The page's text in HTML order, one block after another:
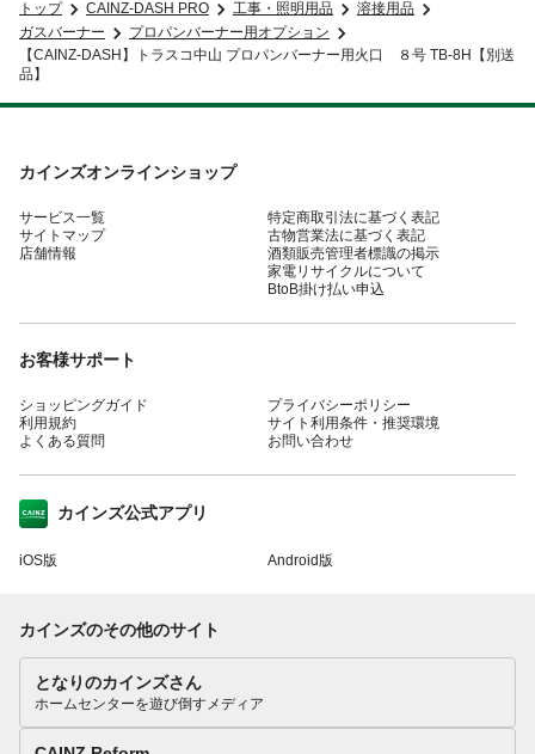
トップ CAINZ-DASH PRO 工事・照明用品
溶接用品
ガスバーナー
プロパンバーナー用オプション
【CAINZ-DASH】トラスコ中山 プロパンバーナー用火口 ８号 TB-8H【別送
品】
カインズオンラインショップ
サービス一覧
サイトマップ
店舗情報
特定商取引法に基づく表記
古物営業法に基づく表記
酒類販売管理者標識の掲示
家電リサイクルについて
BtoB掛け払い申込
お客様サポート
ショッピングガイド
利用規約
よくある質問
プライバシーポリシー
サイト利用条件・推奨環境
お問い合わせ
カインズ公式アプリ
iOS版 Android版
カインズのその他のサイト
となりのカインズさん
ホームセンターを遊び倒すメディア